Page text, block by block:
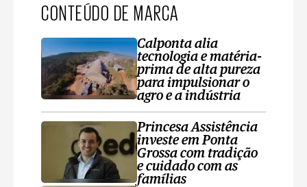
CONTEÚDO DE MARCA
Calponta alia
tecnologia e matéria-
prima de alta pureza
para impulsionar o
agro e a indústria
Princesa Assistência
investe em Ponta
Grossa com tradição
e cuidado com as
famílias